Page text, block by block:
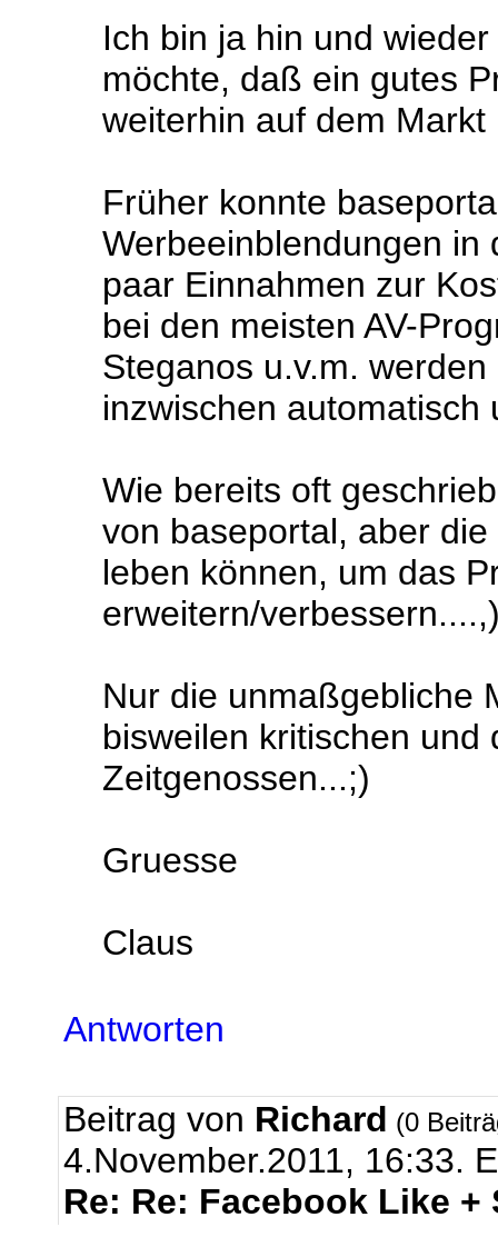
Ich bin ja hin und
möchte, daß ein gutes
weiterhin auf dem Markt
Früher konnte
Werbeeinblendungen in
paar Einnahmen zur
bei den meisten AV-
Steganos u.v.m.
inzwischen automatisch
Wie bereits oft
von baseportal, aber
leben können, um das
erweitern/
Nur die unmaßgebliche
bisweilen kritischen
Zeitgenossen...;)
Gruesse
Claus
Antworten
Beitrag von Richard (0
4.November.2011, 16:33.
Re: Re: Facebook Like